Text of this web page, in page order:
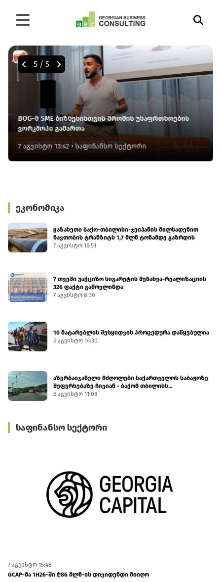
5 / 5
BOG-მ SME ბიზნესისთვის შრომის უსაფრთხოების
ვორკშოპი გამართა
7 აგვისტო 13:42• საფინანსო სექტორი
ეკონომიკა
ყაზახეთი ბაქო-თბილისი-ჯეიჰანის მილსადენით
ნავთობის ტრანზიტს 1,7 მლნ ტონამდე გაზრდის
7 აგვისტო 16:51
7 თვეში უაქციზო სიგარეტის შენახვა-რეალიზაციის
326 ფაქტი გამოვლინდა
7 აგვისტო 8:30
10 მატარებლის შესყიდვის პროცედურა დაწყებულია
6 აგვისტო 14:30
აზერბაიჯანელი მძღოლები საქართველოს საბაჟოზე
შეფერხებაზე ჩივიან - ბაქომ თბილისს
დიპლომატიური ნოტით მიმართა
6 აგვისტო 11:08
საფინანსო სექტორი
7 აგვისტო 15:48
GCAP-მა 1H26-ში ₾86 მლნ-ის დივიდენდი მიიღო